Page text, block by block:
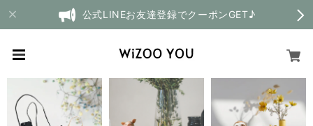
公式LINEお友達登録でクーポンGET♪